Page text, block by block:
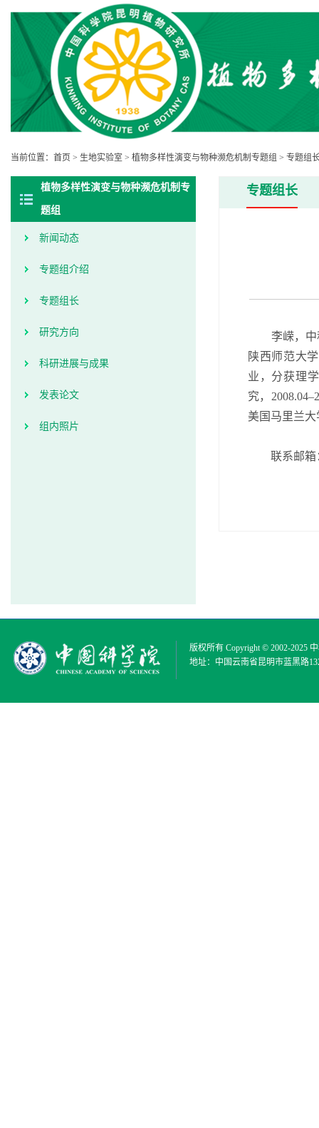
当前位置： 首页 > 生地实验室 > 植物多样性演变与物种濒危机制专题组 > 专题组
植物多样性演变与物种濒危机制专
题组
新闻动态
专题组介绍
专题组长
研究方向
科研进展与成果
发表论文
组内照片
专题组长
李嵘，中科
陕西师范大
业，分获理
究， 2008.04–
美国马里兰
联系邮箱
版权所有 Copyright © 2002-2025
地址：中国云南省昆明市蓝黑路